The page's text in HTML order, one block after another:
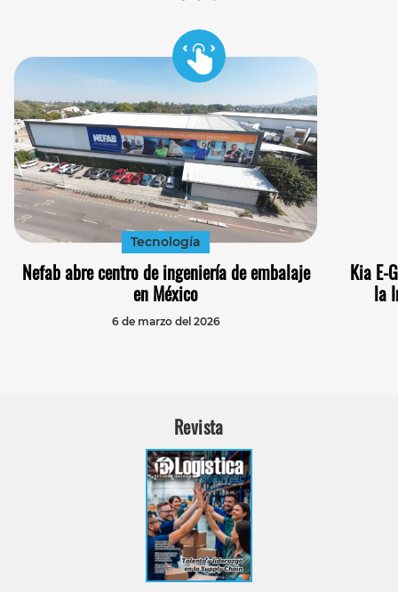
Tecnología
Nefab abre centro de ingeniería de embalaje
en México
6 de marzo del 2026
Kia E-
la
Revista